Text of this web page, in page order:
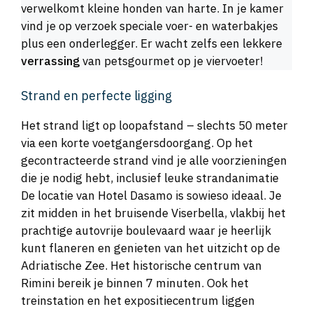
verwelkomt kleine honden van harte. In je kamer
vind je op verzoek speciale voer- en waterbakjes
plus een onderlegger. Er wacht zelfs een lekkere
verrassingvan petsgourmet op je viervoeter!
Strand en perfecte ligging
Het strand ligt op loopafstand – slechts 50 meter
via een korte voetgangersdoorgang. Op het
gecontracteerde strand vind je alle voorzieningen
die je nodig hebt, inclusief leuke strandanimatie
De locatie van Hotel Dasamo is sowieso ideaal. Je
zit midden in het bruisende Viserbella, vlakbij het
prachtige autovrije boulevaard waar je heerlijk
kunt flaneren en genieten van het uitzicht op de
Adriatische Zee. Het historische centrum van
Rimini bereik je binnen 7 minuten. Ook het
treinstation en het expositiecentrum liggen